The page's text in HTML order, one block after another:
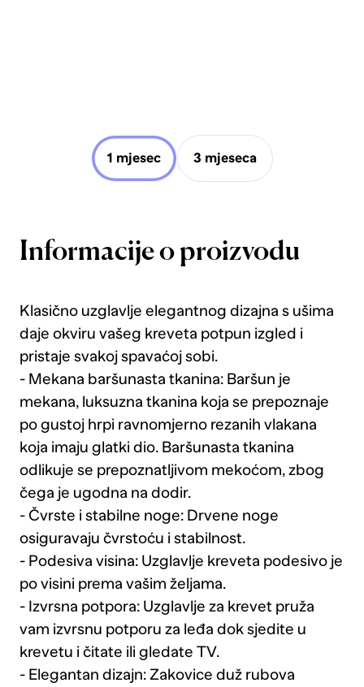
1 mjesec 3 mjeseca
Informacije o proizvodu
Klasično uzglavlje elegantnog dizajna s ušima
daje okviru vašeg kreveta potpun izgled i
pristaje svakoj spavaćoj sobi.
- Mekana baršunasta tkanina: Baršun je
mekana, luksuzna tkanina koja se prepoznaje
po gustoj hrpi ravnomjerno rezanih vlakana
koja imaju glatki dio. Baršunasta tkanina
odlikuje se prepoznatljivom mekoćom, zbog
čega je ugodna na dodir.
- Čvrste i stabilne noge: Drvene noge
osiguravaju čvrstoću i stabilnost.
- Podesiva visina: Uzglavlje kreveta podesivo je
po visini prema vašim željama.
- Izvrsna potpora: Uzglavlje za krevet pruža
vam izvrsnu potporu za leđa dok sjedite u
krevetu i čitate ili gledate TV.
- Elegantan dizajn: Zakovice duž rubova